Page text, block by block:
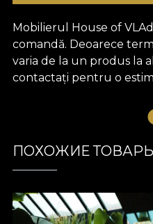
Mobilierul House of
comandă. Deoarece
varia de la un produs la
contactați pentru o
ПОХОЖИЕ